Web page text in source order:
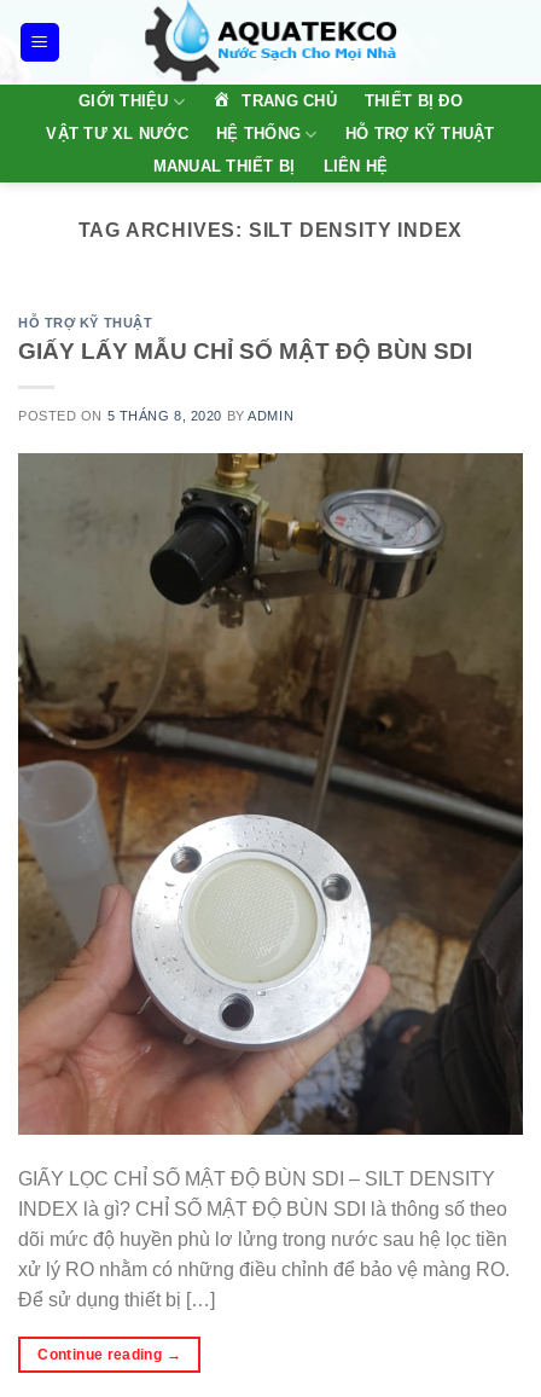
GIỚI THIỆU TRANG CHỦ
THIẾT BỊ ĐO
VẬT TƯ XL NƯỚC
HỆ THỐNG
HỖ TRỢ KỸ THUẬT
MANUAL THIẾT BỊ
LIÊN HỆ
TAG ARCHIVES: SILT DENSITY INDEX
HỖ TRỢ KỸ THUẬT
GIẤY LẤY MẪU CHỈ SỐ MẬT ĐỘ BÙN SDI
POSTED ON 5 THÁNG 8, 2020 BYADMIN
GIẤY LỌC CHỈ SỐ MẬT ĐỘ BÙN SDI – SILT DENSITY
INDEX là gì? CHỈ SỐ MẬT ĐỘ BÙN SDI là thông số theo
dõi mức độ huyền phù lơ lửng trong nước sau hệ lọc tiền
xử lý RO nhằm có những điều chỉnh để bảo vệ màng RO.
Để sử dụng thiết bị […]
Continue reading →